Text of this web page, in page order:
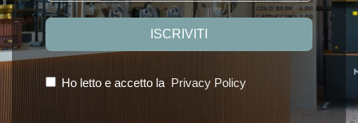
ISCRIVITI
Ho letto e accetto la Privacy Policy